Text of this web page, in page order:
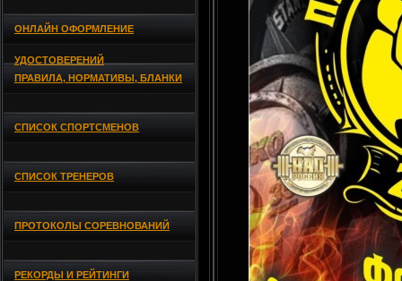
ОНЛАЙН ОФОРМЛЕНИЕ
УДОСТОВЕРЕНИЙ
ПРАВИЛА, НОРМАТИВЫ, БЛАНКИ
СПИСОК СПОРТСМЕНОВ
СПИСОК ТРЕНЕРОВ
ПРОТОКОЛЫ СОРЕВНОВАНИЙ
РЕКОРДЫ И РЕЙТИНГИ